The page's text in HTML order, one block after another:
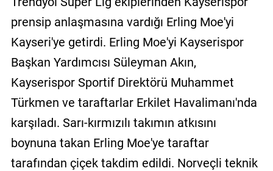
İletişim
Gizlilik
Politikası
prensip anlaşmasına vardığı Erling Moe'yi
Kayseri'ye getirdi. Erling Moe'yi Kayserispor
Başkan Yardımcısı Süleyman Akın,
Kayserispor Sportif Direktörü Muhammet
Türkmen ve taraftarlar Erkilet Havalimanı'nda
karşıladı. Sarı-kırmızılı takımın atkısını
boynuna takan Erling Moe'ye taraftar
tarafından çiçek takdim edildi. Norveçli teknik